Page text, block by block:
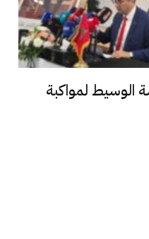
الوسيط لمواكبة